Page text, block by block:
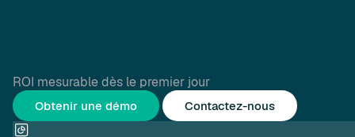
ROI mesurable dès le premier jour
Obtenir une démo Contactez-nous